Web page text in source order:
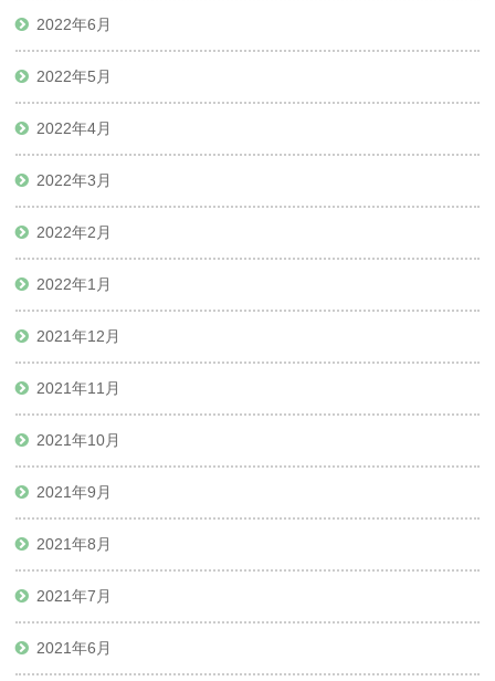
2022年6月
2022年5月
2022年4月
2022年3月
2022年2月
2022年1月
2021年12月
2021年11月
2021年10月
2021年9月
2021年8月
2021年7月
2021年6月